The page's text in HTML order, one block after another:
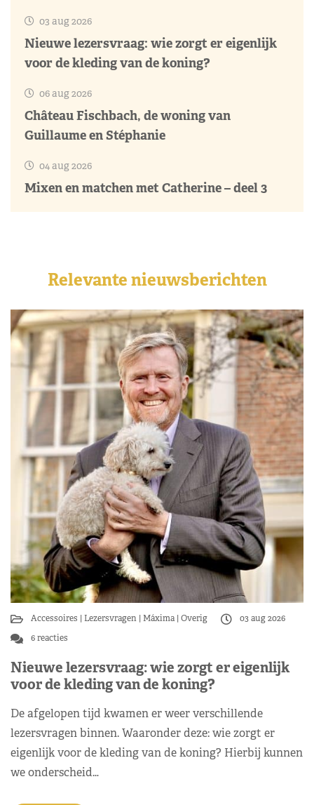
03 aug 2026
Nieuwe lezersvraag: wie zorgt er eigenlijk
voor de kleding van de koning?
06 aug 2026
Château Fischbach, de woning van
Guillaume en Stéphanie
04 aug 2026
Mixen en matchen met Catherine – deel 3
Relevante nieuwsberichten
Accessoires Lezersvragen Máxima Overig
03 aug 2026
6 reacties
Nieuwe lezersvraag: wie zorgt er eigenlijk
voor de kleding van de koning?
De afgelopen tijd kwamen er weer verschillende
lezersvragen binnen. Waaronder deze: wie zorgt er
eigenlijk voor de kleding van de koning? Hierbij kunnen
we onderscheid…